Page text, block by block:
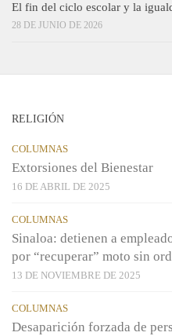
El fin del ciclo escolar y la
28 DE JUNIO DE 2026
RELIGIÓN
COLUMNAS
Extorsiones del Bienestar
16 DE ABRIL DE 2025
COLUMNAS
Sinaloa: detienen a
por “recuperar” moto sin
13 DE NOVIEMBRE DE 2025
COLUMNAS
Desaparición forzada de